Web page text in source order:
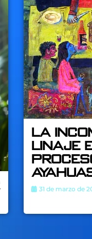
La
linaje
31 de marzo de